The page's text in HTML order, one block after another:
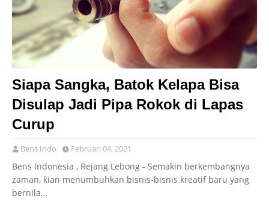
Siapa Sangka, Batok Kelapa Bisa
Disulap Jadi Pipa Rokok di Lapas
Curup
Bens Indo Februari 04, 2021
Bens Indonesia , Rejang Lebong - Semakin berkembangnya
zaman, kian menumbuhkan bisnis-bisnis kreatif baru yang
bernila…